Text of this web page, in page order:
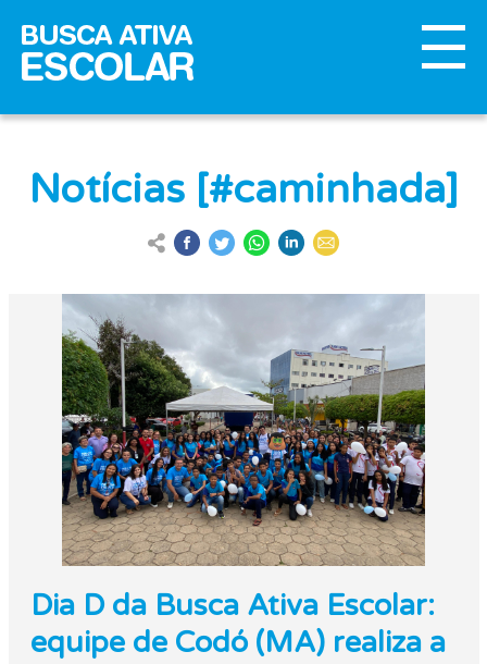
Notícias [#caminhada]
Dia D da Busca Ativa Escolar:
equipe de Codó (MA) realiza a